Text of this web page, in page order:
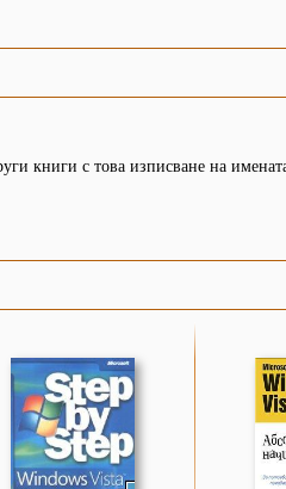
книги с това изписване на